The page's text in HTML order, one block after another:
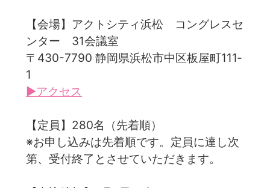
【会場】アクトシティ浜松 コングレスセ
ンター 31会議室
〒430-7790 静岡県浜松市中区板屋町111‐
1
▶アクセス
【定員】280名（先着順）
※お申し込みは先着順です。定員に達し次
第、受付終了とさせていただきます。